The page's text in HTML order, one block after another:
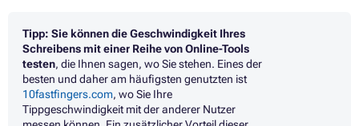
Tipp: Sie können die Geschwindigkeit Ihres
Schreibens mit einer Reihe von Online-Tools
testen, die Ihnen sagen, wo Sie stehen. Eines der
besten und daher am häufigsten genutzten ist
10fastfingers.com, wo Sie Ihre
Tippgeschwindigkeit mit der anderer Nutzer